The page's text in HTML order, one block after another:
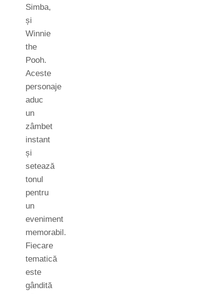
Simba,
și
Winnie
the
Pooh.
Aceste
personaje
aduc
un
zâmbet
instant
și
setează
tonul
pentru
un
eveniment
memorabil.
Fiecare
tematică
este
gândită